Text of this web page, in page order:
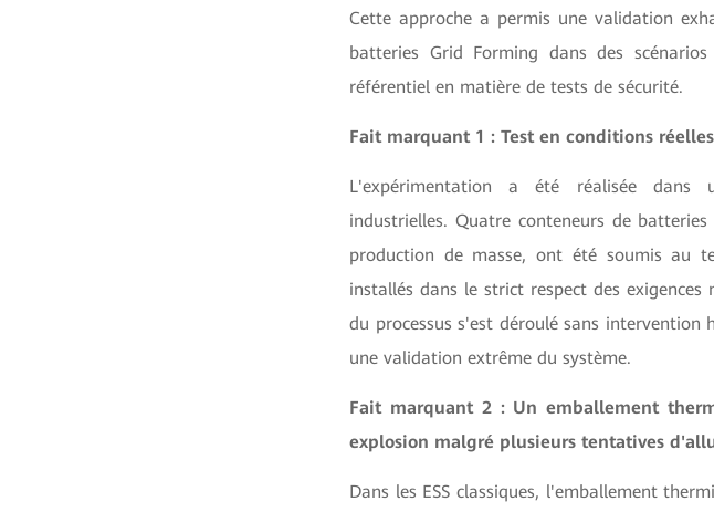
Cette approche a permis une validation
batteries Grid Forming dans des
référentiel en matière de tests de sécurité.
Fait marquant 1 : Test en conditions
L'expérimentation a été réalisée dans
industrielles. Quatre conteneurs de batteries
production de masse, ont été soumis au
installés dans le strict respect des
du processus s'est déroulé sans
une validation extrême du système.
Fait marquant 2 : Un emballement
explosion malgré plusieurs tentatives
Dans les ESS classiques, l'emballement